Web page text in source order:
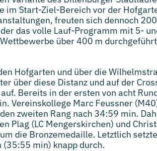
im Start-Ziel-Bereich vor der
freuten sich dennoch
das volle Lauf-Programm mit 5-
über 400 m
Hofgarten und über die
über diese Distanz und auf der
Bereits in der ersten von acht
Vereinskollege Marc Feussner
zweiten Rang nach 34:59 min.
Plag (LC Mengerskirchen) und
die Bronzemedaille. Letztlich
(35:55 min) knapp durch.